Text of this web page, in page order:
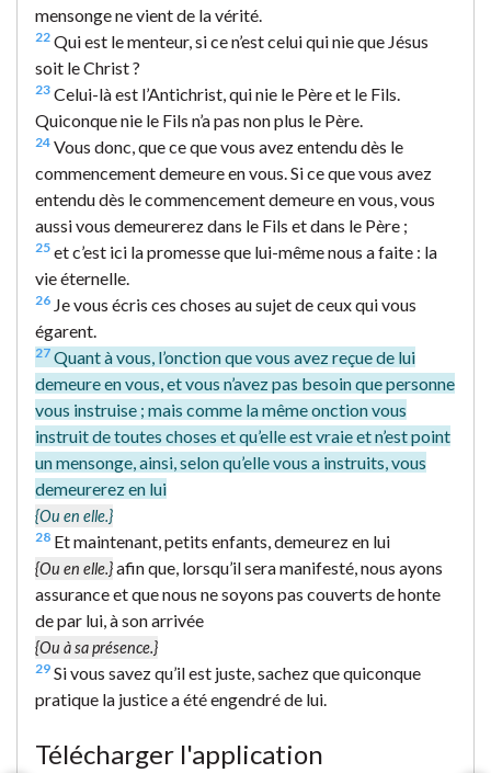
mensonge ne vient de la vérité.
22 Qui est le menteur, si ce n’est celui qui nie que Jésus
soit le Christ ?
23 Celui-là est l’Antichrist, qui nie le Père et le Fils.
Quiconque nie le Fils n’a pas non plus le Père.
24 Vous donc, que ce que vous avez entendu dès le
commencement demeure en vous. Si ce que vous avez
entendu dès le commencement demeure en vous, vous
aussi vous demeurerez dans le Fils et dans le Père ;
25 et c’est ici la promesse que lui-même nous a faite : la
vie éternelle.
26 Je vous écris ces choses au sujet de ceux qui vous
égarent.
27 Quant à vous, l’onction que vous avez reçue de lui
demeure en vous, et vous n’avez pas besoin que personne
vous instruise ; mais comme la même onction vous
instruit de toutes choses et qu’elle est vraie et n’est point
un mensonge, ainsi, selon qu’elle vous a instruits, vous
demeurerez en lui
{Ou en elle.}
28 Et maintenant, petits enfants, demeurez en lui
{Ou en elle.}afin que, lorsqu’il sera manifesté, nous ayons
assurance et que nous ne soyons pas couverts de honte
de par lui, à son arrivée
{Ou à sa présence.}
29 Si vous savez qu’il est juste, sachez que quiconque
pratique la justice a été engendré de lui.
Télécharger l'application